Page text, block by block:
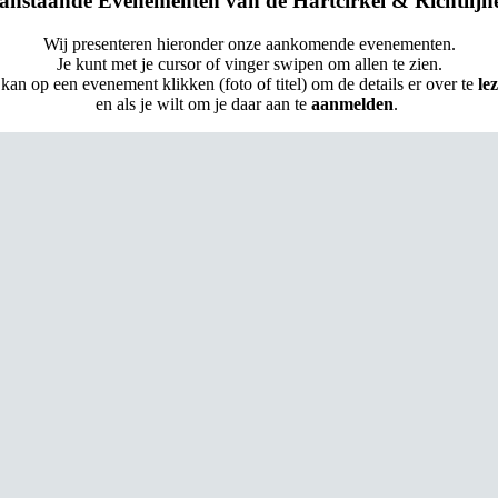
Wij presenteren hieronder onze aankomende evenementen.
Je kunt met je cursor of vinger swipen om allen te zien.
kan op een evenement klikken (foto of titel) om de details er over te
en als je wilt om je daar aan te aanmelden.